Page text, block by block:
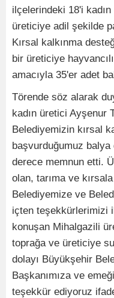
ilçelerindeki 18'i
üreticiye adil şekilde
Kırsal kalkınma
bir üreticiye
amacıyla 35'er adet
Törende söz alarak
kadın üretici Ayşenur
Belediyemizin kırsal
başvurduğumuz
derece memnun etti.
olan, tarıma ve
Belediyemize ve
içten teşekkürlerimizi
konuşan Mihalgazili
toprağa ve üreticiye
dolayı Büyükşehir
Başkanımıza ve
teşekkür ediyoruz